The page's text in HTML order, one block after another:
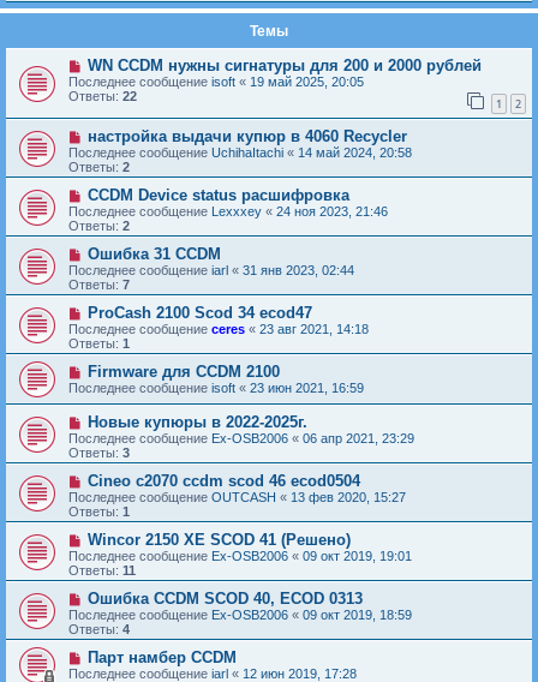
Темы
WN CCDM нужны сигнатуры для 200 и 2000 рублей
Последнее сообщение isoft « 19 май 2025, 20:05
Ответы: 22 1 2
настройка выдачи купюр в 4060 Recycler
Последнее сообщение UchihaItachi « 14 май 2024, 20:58
Ответы: 2
CCDM Device status расшифровка
Последнее сообщение Lexxxey « 24 ноя 2023, 21:46
Ответы: 2
Ошибка 31 CCDM
Последнее сообщение iarl « 31 янв 2023, 02:44
Ответы: 7
ProCash 2100 Scod 34 ecod47
Последнее сообщение ceres « 23 авг 2021, 14:18
Ответы: 1
Firmware для CCDM 2100
Последнее сообщение isoft « 23 июн 2021, 16:59
Новые купюры в 2022-2025г.
Последнее сообщение Ex-OSB2006 « 06 апр 2021, 23:29
Ответы: 3
Cineo c2070 ccdm scod 46 ecod0504
Последнее сообщение OUTCASH « 13 фев 2020, 15:27
Ответы: 1
Wincor 2150 XE SCOD 41 (Решено)
Последнее сообщение Ex-OSB2006 « 09 окт 2019, 19:01
Ответы: 11
Ошибка CCDM SCOD 40, ECOD 0313
Последнее сообщение Ex-OSB2006 « 09 окт 2019, 18:59
Ответы: 4
Парт намбер CCDM
Последнее сообщение iarl « 12 июн 2019, 17:28